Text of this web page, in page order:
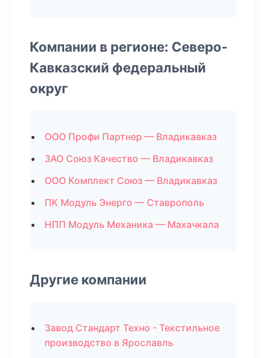
Компании в регионе: Северо-
Кавказский федеральный
округ
ООО Профи Партнер — Владикавказ
ЗАО Союз Качество — Владикавказ
ООО Комплект Союз — Владикавказ
ПК Модуль Энерго — Ставрополь
НПП Модуль Механика — Махачкала
Другие компании
Завод Стандарт Техно - Текстильное
производство в Ярославль